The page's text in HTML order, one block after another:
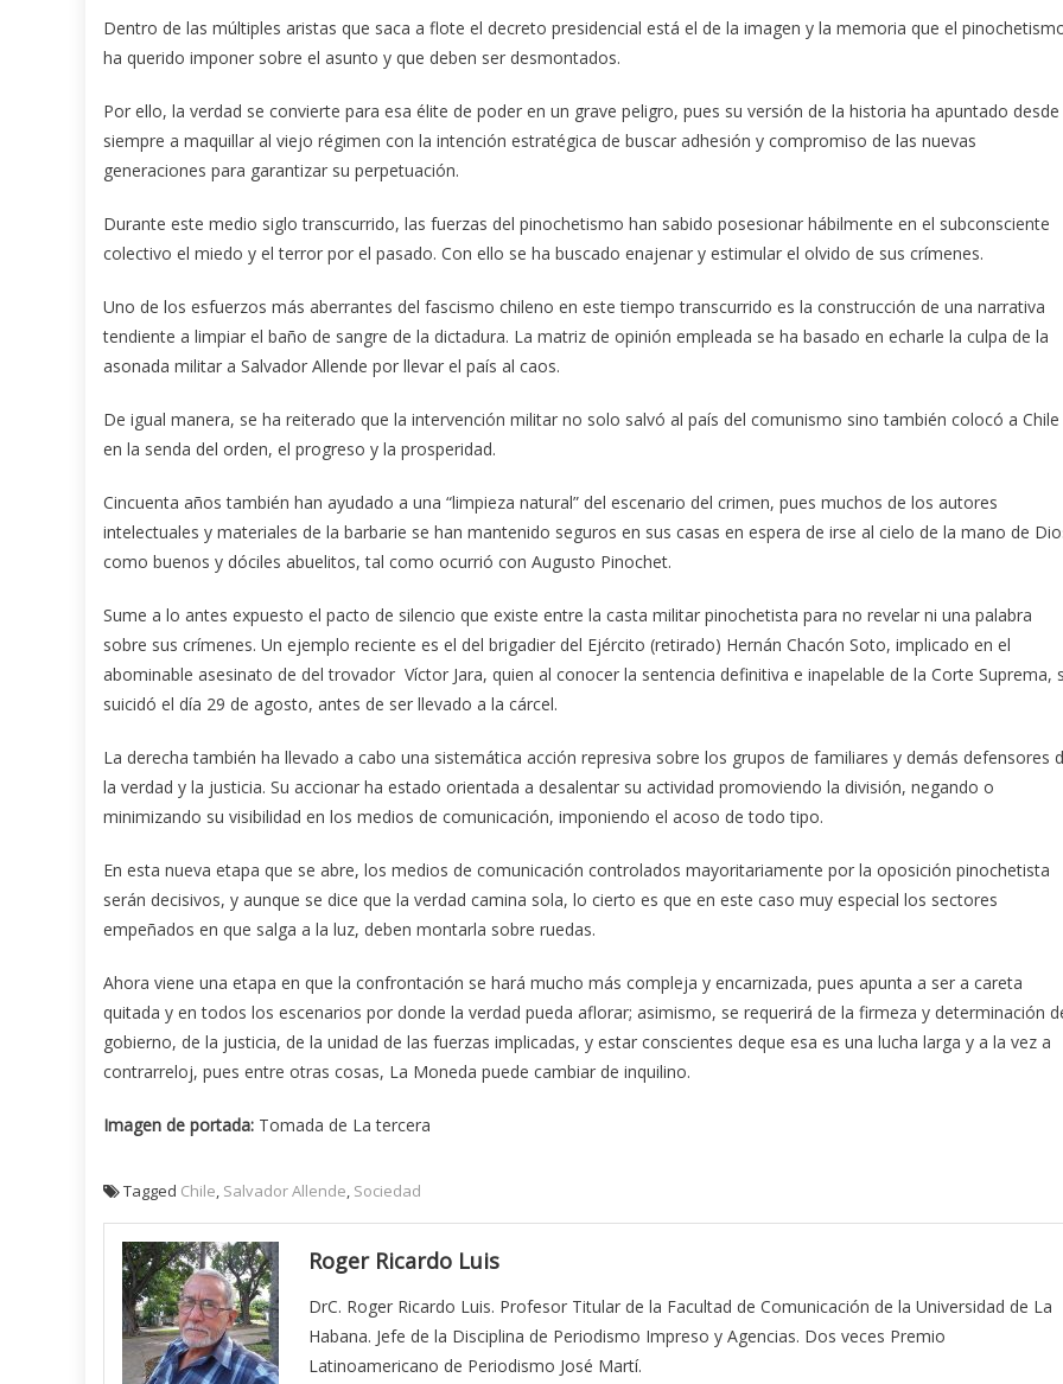
Dentro de las múltiples aristas que saca a flote el decreto presidencial está el de la imagen y la memoria que el
ha querido imponer sobre el asunto y que deben ser desmontados.
Por ello, la verdad se convierte para esa élite de poder en un grave peligro, pues su versión de la historia ha apuntado desde
siempre a maquillar al viejo régimen con la intención estratégica de buscar adhesión y compromiso de las nuevas
generaciones para garantizar su perpetuación.
Durante este medio siglo transcurrido, las fuerzas del pinochetismo han sabido posesionar hábilmente en el subconsciente
colectivo el miedo y el terror por el pasado. Con ello se ha buscado enajenar y estimular el olvido de sus crímenes.
Uno de los esfuerzos más aberrantes del fascismo chileno en este tiempo transcurrido es la construcción de una narrativa
tendiente a limpiar el baño de sangre de la dictadura. La matriz de opinión empleada se ha basado en echarle la culpa de la
asonada militar a Salvador Allende por llevar el país al caos.
De igual manera, se ha reiterado que la intervención militar no solo salvó al país del comunismo sino también colocó a Chile
en la senda del orden, el progreso y la prosperidad.
Cincuenta años también han ayudado a una “limpieza natural” del escenario del crimen, pues muchos de los autores
intelectuales y materiales de la barbarie se han mantenido seguros en sus casas en espera de irse al cielo de la mano de
como buenos y dóciles abuelitos, tal como ocurrió con Augusto Pinochet.
Sume a lo antes expuesto el pacto de silencio que existe entre la casta militar pinochetista para no revelar ni una palabra
sobre sus crímenes. Un ejemplo reciente es el del brigadier del Ejército (retirado) Hernán Chacón Soto, implicado en el
abominable asesinato de del trovador Víctor Jara, quien al conocer la sentencia definitiva e inapelable de la Corte Suprema,
suicidó el día 29 de agosto, antes de ser llevado a la cárcel.
La derecha también ha llevado a cabo una sistemática acción represiva sobre los grupos de familiares y demás defensores
la verdad y la justicia. Su accionar ha estado orientada a desalentar su actividad promoviendo la división, negando o
minimizando su visibilidad en los medios de comunicación, imponiendo el acoso de todo tipo.
En esta nueva etapa que se abre, los medios de comunicación controlados mayoritariamente por la oposición pinochetista
serán decisivos, y aunque se dice que la verdad camina sola, lo cierto es que en este caso muy especial los sectores
empeñados en que salga a la luz, deben montarla sobre ruedas.
Ahora viene una etapa en que la confrontación se hará mucho más compleja y encarnizada, pues apunta a ser a careta
quitada y en todos los escenarios por donde la verdad pueda aflorar; asimismo, se requerirá de la firmeza y determinación
gobierno, de la justicia, de la unidad de las fuerzas implicadas, y estar conscientes deque esa es una lucha larga y a la vez a
contrarreloj, pues entre otras cosas, La Moneda puede cambiar de inquilino.
Imagen de portada: Tomada de La tercera
Tagged Chile, Salvador Allende, Sociedad
Roger Ricardo Luis
DrC. Roger Ricardo Luis. Profesor Titular de la Facultad de Comunicación de la Universidad de La
Habana. Jefe de la Disciplina de Periodismo Impreso y Agencias. Dos veces Premio
Latinoamericano de Periodismo José Martí.